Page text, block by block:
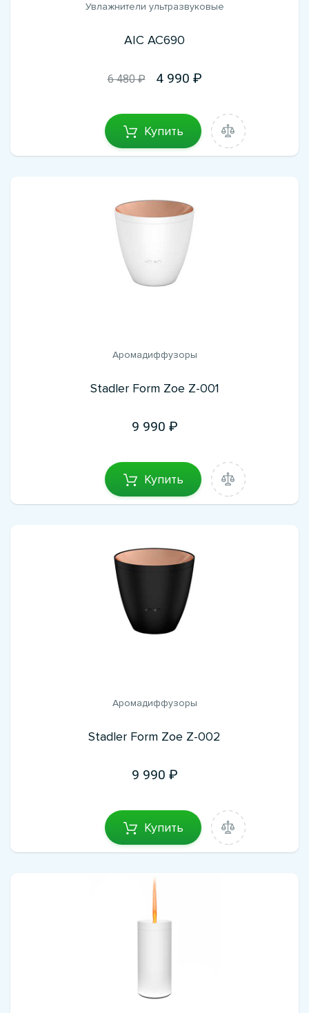
Увлажнители ультразвуковые
AIC AC690
6 480 ₽ 4 990
Купить
Аромадиффузоры
Stadler Form Zoe Z-001
9 990
Купить
Аромадиффузоры
Stadler Form Zoe Z-002
9 990
Купить